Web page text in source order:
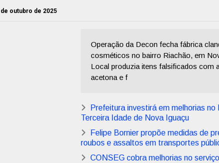
de outubro de 2025
Operação da Decon fecha fábrica
cosméticos no bairro Riachão, em
Local produzia itens falsificados com
acetona e f
Prefeitura investirá em melhorias no
Terceira Idade de Nova Iguaçu
Felipe Bornier propõe medidas de
roubos e assaltos em transportes
CONSEG cobra melhorias no